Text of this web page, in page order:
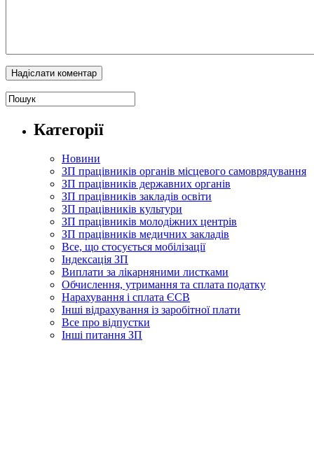
Категорії
Новини
ЗП працівників органів місцевого самоврядування
ЗП працівників державних органів
ЗП працівників закладів освіти
ЗП працівників культури
ЗП працівників молодіжних центрів
ЗП працівників медичних закладів
Все, що стосується мобілізації
Індексація ЗП
Виплати за лікарняними листками
Обчислення, утримання та сплата податку
Нарахування і сплата ЄСВ
Інші відрахування із заробітної плати
Все про відпустки
Інші питання ЗП